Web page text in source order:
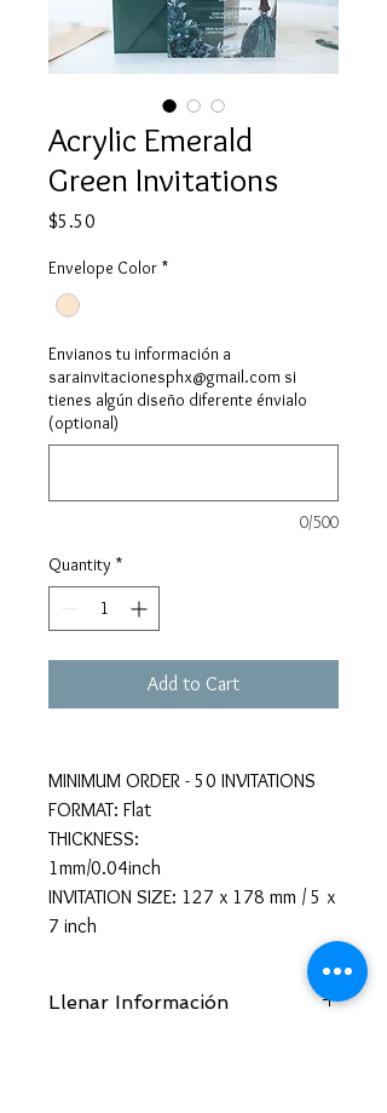
Acrylic Emerald
Green Invitations
$5.50
Envelope Color *
Envianos tu información a
sarainvitacionesphx@gmail.com si
tienes algún diseño diferente énvialo
(optional)
0/500
Quantity *
Add to Cart
MINIMUM ORDER - 50 INVITATIONS
FORMAT: Flat
THICKNESS:
1mm/0.04inch
INVITATION SIZE: 127 x 178 mm / 5 x
7 inch
Llenar Información